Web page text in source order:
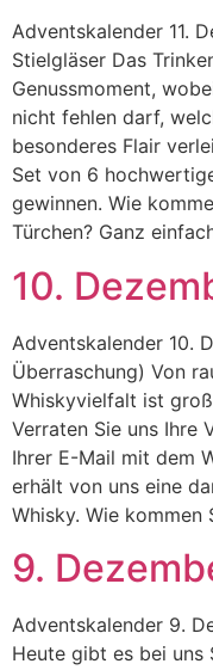
Adventskalender 11.
Stielgläser Das
Genussmoment,
nicht fehlen darf,
besonderes Flair
Set von 6
gewinnen. Wie
Türchen? Ganz
10.
Adventskalender 10.
Überraschung) Von
Whiskyvielfalt ist
Verraten Sie uns Ihre
Ihrer E-Mail mit dem
erhält von uns eine
Whisky. Wie kommen
9.
Adventskalender 9.
Heute gibt es bei uns